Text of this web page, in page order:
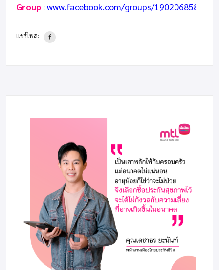
Group : www.facebook.com/groups/
แชร์โพส: